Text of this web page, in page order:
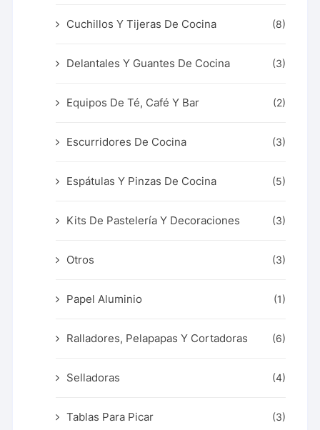
Cuchillos Y Tijeras De Cocina (8)
Delantales Y Guantes De Cocina (3)
Equipos De Té, Café Y Bar (2)
Escurridores De Cocina (3)
Espátulas Y Pinzas De Cocina (5)
Kits De Pastelería Y Decoraciones (3)
Otros (3)
Papel Aluminio (1)
Ralladores, Pelapapas Y Cortadoras (6)
Selladoras (4)
Tablas Para Picar (3)